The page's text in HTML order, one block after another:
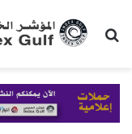
بحث عن